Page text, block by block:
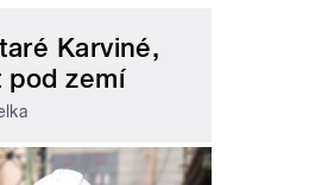
Karviné,
pod zemí